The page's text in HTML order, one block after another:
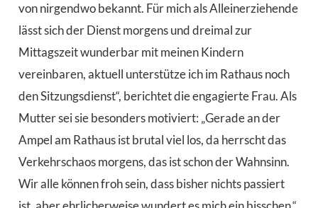
von nirgendwo bekannt. Für mich als Alleinerziehende
lässt sich der Dienst morgens und dreimal zur
Mittagszeit wunderbar mit meinen Kindern
vereinbaren, aktuell unterstütze ich im Rathaus noch
den Sitzungsdienst“, berichtet die engagierte Frau. Als
Mutter sei sie besonders motiviert: „Gerade an der
Ampel am Rathaus ist brutal viel los, da herrscht das
Verkehrschaos morgens, das ist schon der Wahnsinn.
Wir alle können froh sein, dass bisher nichts passiert